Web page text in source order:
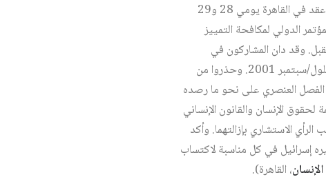
– أكدت المنظمة العربية لحقوق الإنسان والمجلس القومي لحقوق الإنسان في مصر في اجتماع تحضيري عقد في القاهرة يومي 28 و29
الدولي لمكافحة التمييز
دوربان) في الفترة من 20 إلى 24 نيسان/أبريل المقبل. وقد دان المشاركون في
الاجتماع مظاهر التمييز الموجه ضد العرب والمسلمين في بلدان المهجر، في سياق تداعيات أحداث 11 أيلول/سبتمبر 2001. وحذروا من
الفصل العنصري على نحو ما رصده
الإنسان والقانون الإنساني
الاستشاري بإزالتهما. وأكد
إسرائيل في كل مناسبة لاكتساب
، القاهرة).